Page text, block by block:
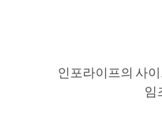
인포라이프의 사
임